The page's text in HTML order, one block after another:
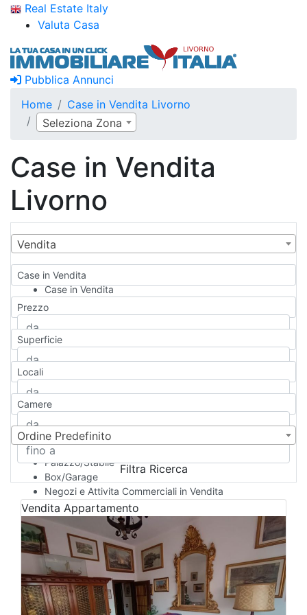
Real Estate Italy
Valuta Casa
Pubblica Annunci
Home
Case in Vendita Livorno
Seleziona Zona
Case in Vendita
Livorno
Vendita
Case in Vendita
Case in Vendita
Qualsiasi
Appartamento
Casa indipendente
Casa Semi-indipendente
Attico/Mansarda
Rustico/Casale
Camera d'Albergo
Multiproprietà
Palazzo/Stabile
Box/Garage
Negozi e Attivita Commerciali in Vendita
Qualsiasi
Attività/Licenza Commerciale
Azienda Agricola
Bar/Ristorante
Bed & Breakfast
Albergo
Laboratorio Artigianale
Negozio/locale commerciale
Prezzo
Superficie
Locali
Camere
Ordine Predefinito
Filtra Ricerca
Vendita Appartamento